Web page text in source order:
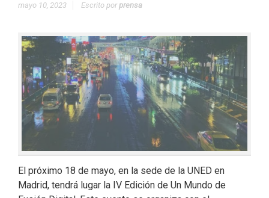
mayo 10, 2023 Escrito porprensa
El próximo 18 de mayo, en la sede de la UNED en
Madrid, tendrá lugar la IV Edición de Un Mundo de